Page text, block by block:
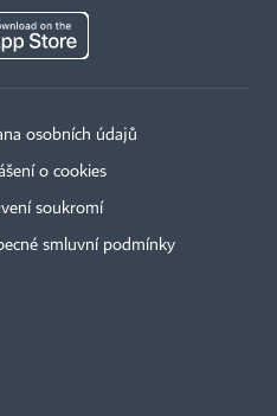
osobních údajů
o cookies
soukromí
smluvní podmínky